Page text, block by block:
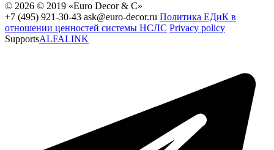
© 2026 © 2019 «Euro Decor & C»
+7 (495) 921-30-43 ask@euro-decor.ru Политика ЕДиК в
отношении ценностей системы НСЛС Privacy policy
SupportsALFALINK